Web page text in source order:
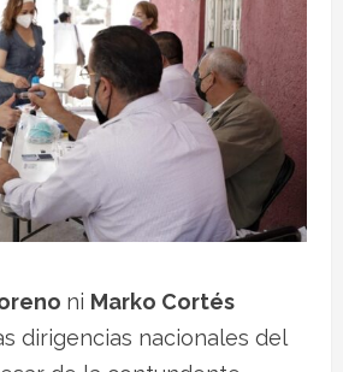
ni Marko Cortés
dirigencias nacionales del